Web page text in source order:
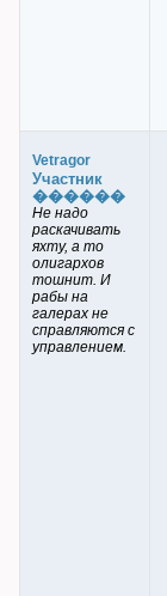
Vetragor
Участник
������
Не надо
раскачивать
яхту, а то
олигархов
тошнит. И
рабы на
галерах не
справляются с
управлением.